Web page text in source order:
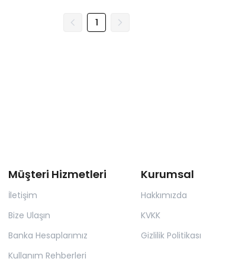
1
Müşteri Hizmetleri
İletişim
Bize Ulaşın
Banka Hesaplarımız
Kullanım Rehberleri
Kurumsal
Hakkımızda
KVKK
Gizlilik Politikası